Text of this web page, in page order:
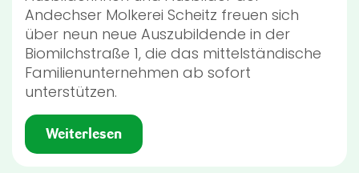
Andechser Molkerei Scheitz freuen sich
über neun neue Auszubildende in der
Biomilchstraße 1, die das mittelständische
Familienunternehmen ab sofort
unterstützen.
Weiterlesen